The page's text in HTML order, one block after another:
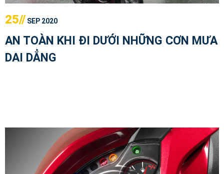
25// SEP 2020
AN TOÀN KHI ĐI DƯỚI NHỮNG CƠN MƯA
DAI DẲNG